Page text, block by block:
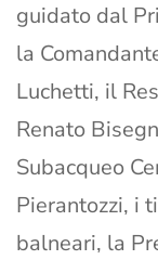
guidato dal
la
Luchetti, il
Renato
Subacqueo
Pierantozzi, i
balneari, la